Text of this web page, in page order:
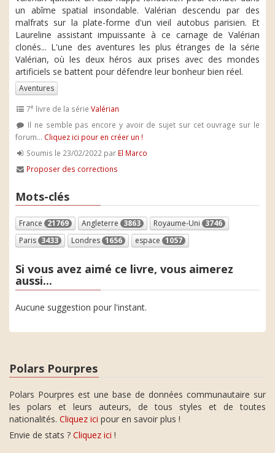
un abîme spatial insondable. Valérian descendu par des
malfrats sur la plate-forme d'un vieil autobus parisien. Et
Laureline assistant impuissante à ce carnage de Valérian
clonés... L'une des aventures les plus étranges de la série
Valérian, où les deux héros aux prises avec des mondes
artificiels se battent pour défendre leur bonheur bien réel.
Aventures
7e livre de la sérieValérian
Il ne semble pas encore y avoir de sujet sur cet ouvrage sur le
forum... Cliquez ici pour en créer un !
Soumis le 23/02/2022 par El Marco
Proposer des corrections
Mots-clés
France 21769 Angleterre 3863 Royaume-Uni 3746
Paris 3433 Londres 1656 espace 1057
Si vous avez aimé ce livre, vous aimerez
aussi...
Aucune suggestion pour l'instant.
Polars Pourpres
Polars Pourpres est une base de données communautaire sur
les polars et leurs auteurs, de tous styles et de toutes
nationalités. Cliquez ici pour en savoir plus !
Envie de stats ? Cliquez ici !